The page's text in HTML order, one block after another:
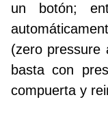
un botón;
(zero pressure
basta con
compuerta y